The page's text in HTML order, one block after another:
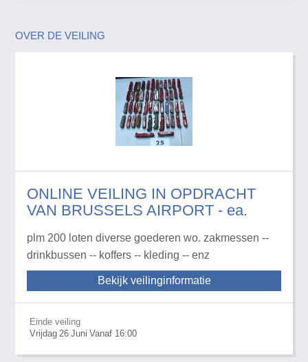
OVER DE VEILING
ONLINE VEILING IN OPDRACHT
VAN BRUSSELS AIRPORT - ea.
plm 200 loten diverse goederen wo. zakmessen --
drinkbussen -- koffers -- kleding -- enz
Bekijk veilinginformatie
Einde veiling
Vrijdag 26 Juni Vanaf 16:00